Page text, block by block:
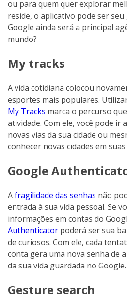
ou para quem quer explorar
reside, o aplicativo pode ser seu
Google ainda será a principal
mundo?
My tracks
A vida cotidiana colocou
esportes mais populares.
My Tracks marca o percurso
atividade. Com ele, você pode ir
novas vias da sua cidade ou
conhecer novas cidades em
Google
Afragilidade das senhas não
entrada à sua vida pessoal. Se
informações em contas do
Authenticator poderá ser sua
de curiosos. Com ele, cada
conta gera uma nova senha de
da sua vida guardada no Google.
Gesture search